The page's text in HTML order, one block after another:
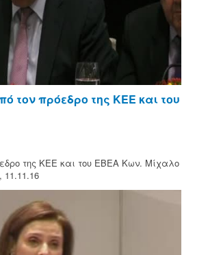
τον πρόεδρο της ΚΕΕ και του
της ΚΕΕ και του ΕΒΕΑ Κων. Μίχαλο